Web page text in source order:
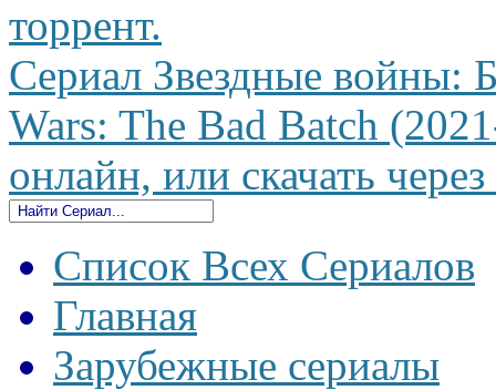
торрент.
Сериал Звездные войны:
Wars: The Bad Batch
онлайн, или скачать
Список Всех Сериалов
Главная
Зарубежные сериалы